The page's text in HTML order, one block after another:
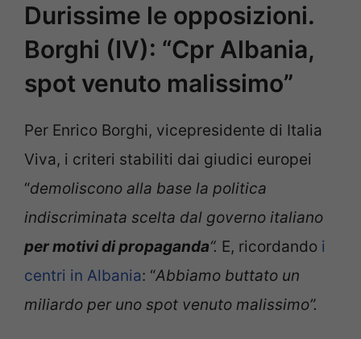
Durissime le opposizioni.
Borghi (IV): “Cpr Albania,
spot venuto malissimo”
Per Enrico Borghi, vicepresidente di Italia
Viva, i criteri stabiliti dai giudici europei
“demoliscono alla base la politica
indiscriminata scelta dal governo italiano
per motivi di propaganda“. E, ricordando i
centri in Albania: “Abbiamo buttato un
miliardo per uno spot venuto malissimo”.